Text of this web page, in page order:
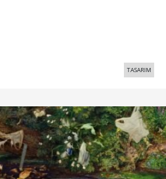
TASARIM